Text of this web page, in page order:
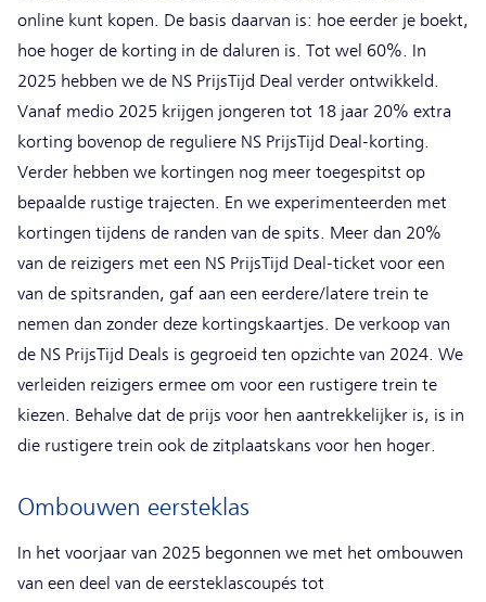
online kunt kopen. De basis daarvan is: hoe eerder je boekt,
hoe hoger de korting in de daluren is. Tot wel 60%. In
2025 hebben we de NS PrijsTijd Deal verder ontwikkeld.
Vanaf medio 2025 krijgen jongeren tot 18 jaar 20% extra
korting bovenop de reguliere NS PrijsTijd Deal-korting.
Verder hebben we kortingen nog meer toegespitst op
bepaalde rustige trajecten. En we experimenteerden met
kortingen tijdens de randen van de spits. Meer dan 20%
van de reizigers met een NS PrijsTijd Deal-ticket voor een
van de spitsranden, gaf aan een eerdere/latere trein te
nemen dan zonder deze kortingskaartjes. De verkoop van
de NS PrijsTijd Deals is gegroeid ten opzichte van 2024. We
verleiden reizigers ermee om voor een rustigere trein te
kiezen. Behalve dat de prijs voor hen aantrekkelijker is, is in
die rustigere trein ook de zitplaatskans voor hen hoger.
Ombouwen eersteklas
In het voorjaar van 2025 begonnen we met het ombouwen
van een deel van de eersteklascoupés tot